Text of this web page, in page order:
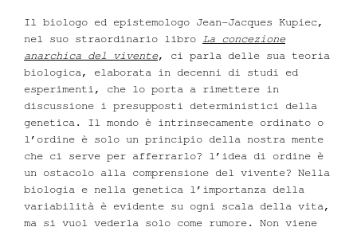
Il biologo ed epistemologo Jean-Jacques Kupiec,
nel suo straordinario libro La concezione
anarchica del vivente, ci parla delle sua teoria
biologica, elaborata in decenni di studi ed
esperimenti, che lo porta a rimettere in
discussione i presupposti deterministici della
genetica. Il mondo è intrinsecamente ordinato o
l’ordine è solo un principio della nostra mente
che ci serve per afferrarlo? l’idea di ordine è
un ostacolo alla comprensione del vivente? Nella
biologia e nella genetica l’importanza della
variabilità è evidente su ogni scala della vita,
ma si vuol vederla solo come rumore. Non viene